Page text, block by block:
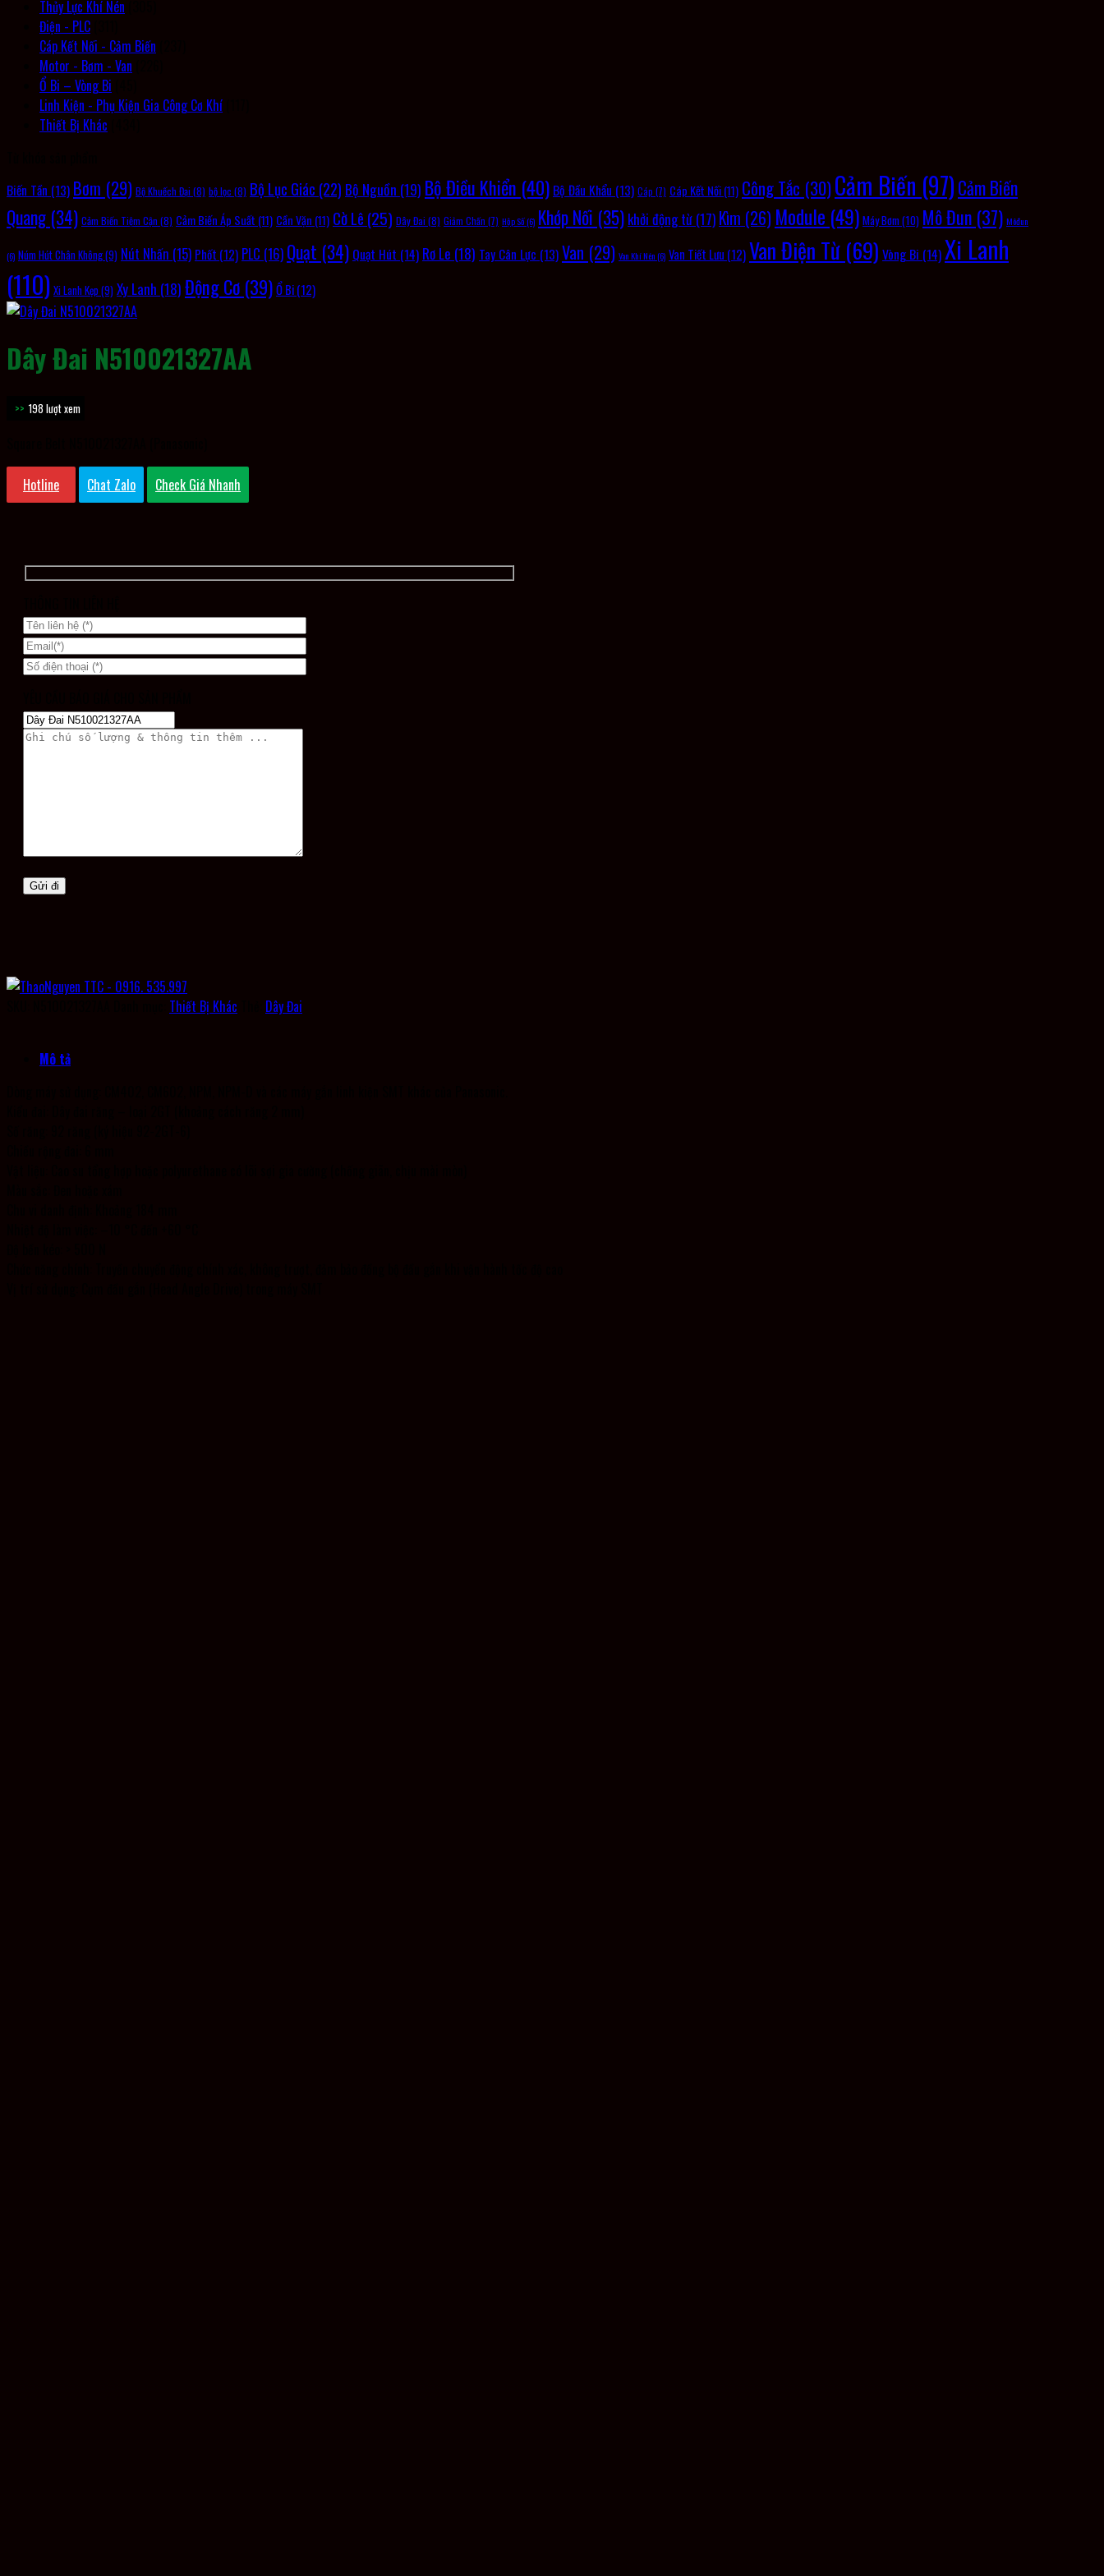
Thủy Lực Khí Nén
Điện - PLC
Cáp Kết Nối - Cảm Biến
Motor - Bơm - Van
Ổ Bi – Vòng Bi
Linh Kiện - Phụ Kiện Gia Công Cơ Khí
Thiết Bị Khác
Biến Tần (13) Bơm (29) Bộ Khuếch Đại (8) bộ lọc (8) Bộ Lục Giác (22) Bộ Nguồn (19) Bộ Điều Khiển (40) Bộ Đầu Khẩu (13) Cáp (7) Cáp Kết Nối(11) Công Tắc (30)Cảm Biến (97)Cảm Biến
Quang (34) Cảm Biến Tiệm Cận (8) Cảm Biến Áp Suất (11) Cần Vặn (11) Cờ Lê (25) Dây Đai (8) Giảm Chấn (7) Hộp Số(6) Khớp Nối (35) khởi động từ (17) Kìm (26) Module (49) Máy Bơm(10) Mô Đun (37) Môđun
(6) Núm Hút Chân Không(9) Nút Nhấn (15) Phốt (12) PLC (16) Quạt (34) Quạt Hút (14) Rơ Le (18) Tay Cân Lực (13)Van (29) Van Khí Nén(6) Van Tiết Lưu (12)Van Điện Từ (69) Vòng Bi (14)Xi Lanh
(110) Xi Lanh Kẹp (9) Xy Lanh (18)Động Cơ (39)Ổ Bi(12)
Dây Đai N510021327AA
198 lượt xem
Hotline Chat Zalo Check Giá Nhanh
Thiết Bị Khác Dây Đai
Mô tả